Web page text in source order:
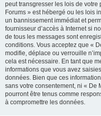
peut transgresser les lois de
Forums » est hébergé ou les lois
un bannissement immédiat et
fournisseur d’accès à Internet si
de tous les messages sont
conditions. Vous acceptez que «
modifie, déplace ou verrouille
cela est nécessaire. En tant que
informations que vous avez
données. Bien que ces
sans votre consentement, ni « De
pourront être tenus comme
à compromettre les données.